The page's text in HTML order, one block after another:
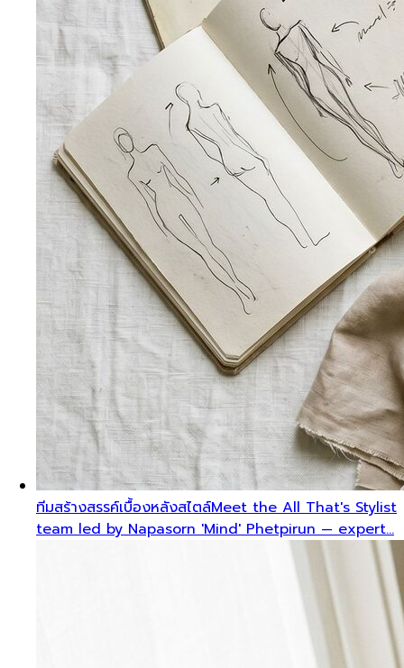
ทีมสร้างสรรค์เบื้องหลังสไตล์Meet the All That's Stylist
team led by Napasorn 'Mind' Phetpirun — expert…